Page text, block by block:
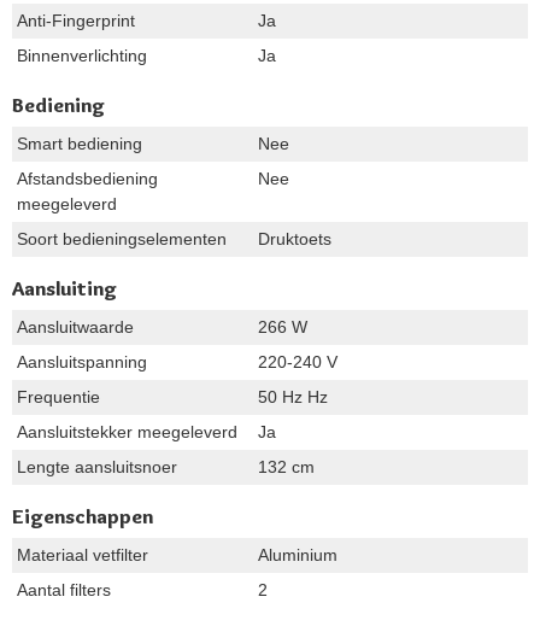
Anti-Fingerprint
Ja
Binnenverlichting
Ja
Bediening
Smart bediening
Nee
Afstandsbediening
meegeleverd
Nee
Soort bedieningselementen Druktoets
Aansluiting
Aansluitwaarde
266 W
Aansluitspanning
220-240 V
Frequentie
50 Hz Hz
Aansluitstekker meegeleverd
Ja
Lengte aansluitsnoer
132 cm
Eigenschappen
Materiaal vetfilter
Aluminium
Aantal filters
2